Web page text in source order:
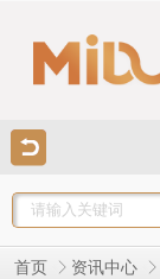
首页 资讯中心